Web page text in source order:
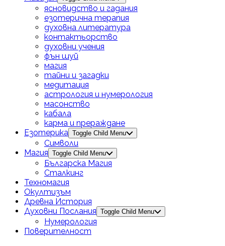
ясновидство и гадания
езотерична терапия
духовна литература
контактьорство
духовни учения
фън шуй
магия
тайни и загадки
медитация
астрология и нумерология
масонство
кабала
карма и прераждане
Езотерика Toggle Child Menu
Символи
Магия Toggle Child Menu
Българска Магия
Сталкинг
Техномагия
Окултизъм
Древна История
Духовни Послания Toggle Child Menu
Нумерология
Поверителност